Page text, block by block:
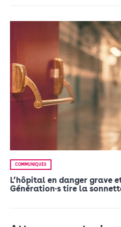
COMMUNIQUÉS
L’hôpital en danger grave
Génération·s tire la